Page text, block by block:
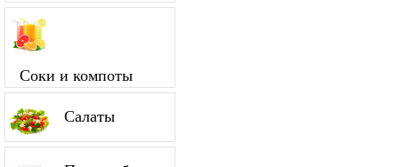
Соки и компоты
Салаты